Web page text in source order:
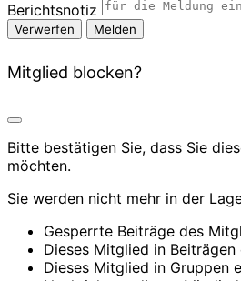
Berichtsnotiz
Melden
Mitglied blocken?
Bitte bestätigen Sie, dass Sie
möchten.
Sie werden nicht mehr in der
Gesperrte Beiträge des
Dieses Mitglied in Beiträgen
Dieses Mitglied in Gruppen